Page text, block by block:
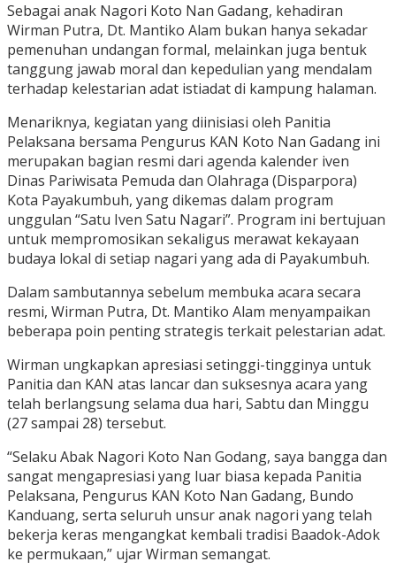
Sebagai anak Nagori Koto Nan Gadang, kehadiran
Wirman Putra, Dt. Mantiko Alam bukan hanya sekadar
pemenuhan undangan formal, melainkan juga bentuk
tanggung jawab moral dan kepedulian yang mendalam
terhadap kelestarian adat istiadat di kampung halaman.
Menariknya, kegiatan yang diinisiasi oleh Panitia
Pelaksana bersama Pengurus KAN Koto Nan Gadang ini
merupakan bagian resmi dari agenda kalender iven
Dinas Pariwisata Pemuda dan Olahraga (Disparpora)
Kota Payakumbuh, yang dikemas dalam program
unggulan “Satu Iven Satu Nagari”. Program ini bertujuan
untuk mempromosikan sekaligus merawat kekayaan
budaya lokal di setiap nagari yang ada di Payakumbuh.
Dalam sambutannya sebelum membuka acara secara
resmi, Wirman Putra, Dt. Mantiko Alam menyampaikan
beberapa poin penting strategis terkait pelestarian adat.
Wirman ungkapkan apresiasi setinggi-tingginya untuk
Panitia dan KAN atas lancar dan suksesnya acara yang
telah berlangsung selama dua hari, Sabtu dan Minggu
(27 sampai 28) tersebut.
“Selaku Abak Nagori Koto Nan Godang, saya bangga dan
sangat mengapresiasi yang luar biasa kepada Panitia
Pelaksana, Pengurus KAN Koto Nan Gadang, Bundo
Kanduang, serta seluruh unsur anak nagori yang telah
bekerja keras mengangkat kembali tradisi Baadok-Adok
ke permukaan,” ujar Wirman semangat.